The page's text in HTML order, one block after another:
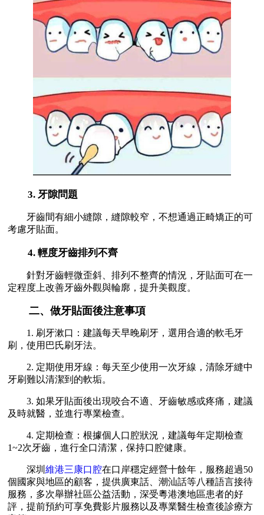
3. 牙隙問題
牙齒間有細小縫隙，縫隙較窄，不想通過正畸矯正的可
考慮牙貼面。
4. 輕度牙齒排列不齊
針對牙齒輕微歪斜、排列不整齊的情況，牙貼面可在一
定程度上改善牙齒外觀與輪廓，提升美觀度。
二、做牙貼面後注意事項
1. 刷牙漱口：建議每天早晚刷牙，選用合適的軟毛牙
刷，使用巴氏刷牙法。
2. 定期使用牙線：每天至少使用一次牙線，清除牙縫中
牙刷難以清潔到的軟垢。
3. 如果牙貼面後出現咬合不適、牙齒敏感或疼痛，建議
及時就醫，並進行專業檢查。
4. 定期檢查：根據個人口腔狀況，建議每年定期檢查
1~2次牙齒，進行全口清潔，保持口腔健康。
深圳維港三康口腔在口岸穩定經營十餘年，服務超過50
個國家與地區的顧客，提供廣東話、潮汕話等八種語言接待
服務，多次舉辦社區公益活動，深受粵港澳地區患者的好
評，提前預約可享免費影片服務以及專業醫生檢查後診療方